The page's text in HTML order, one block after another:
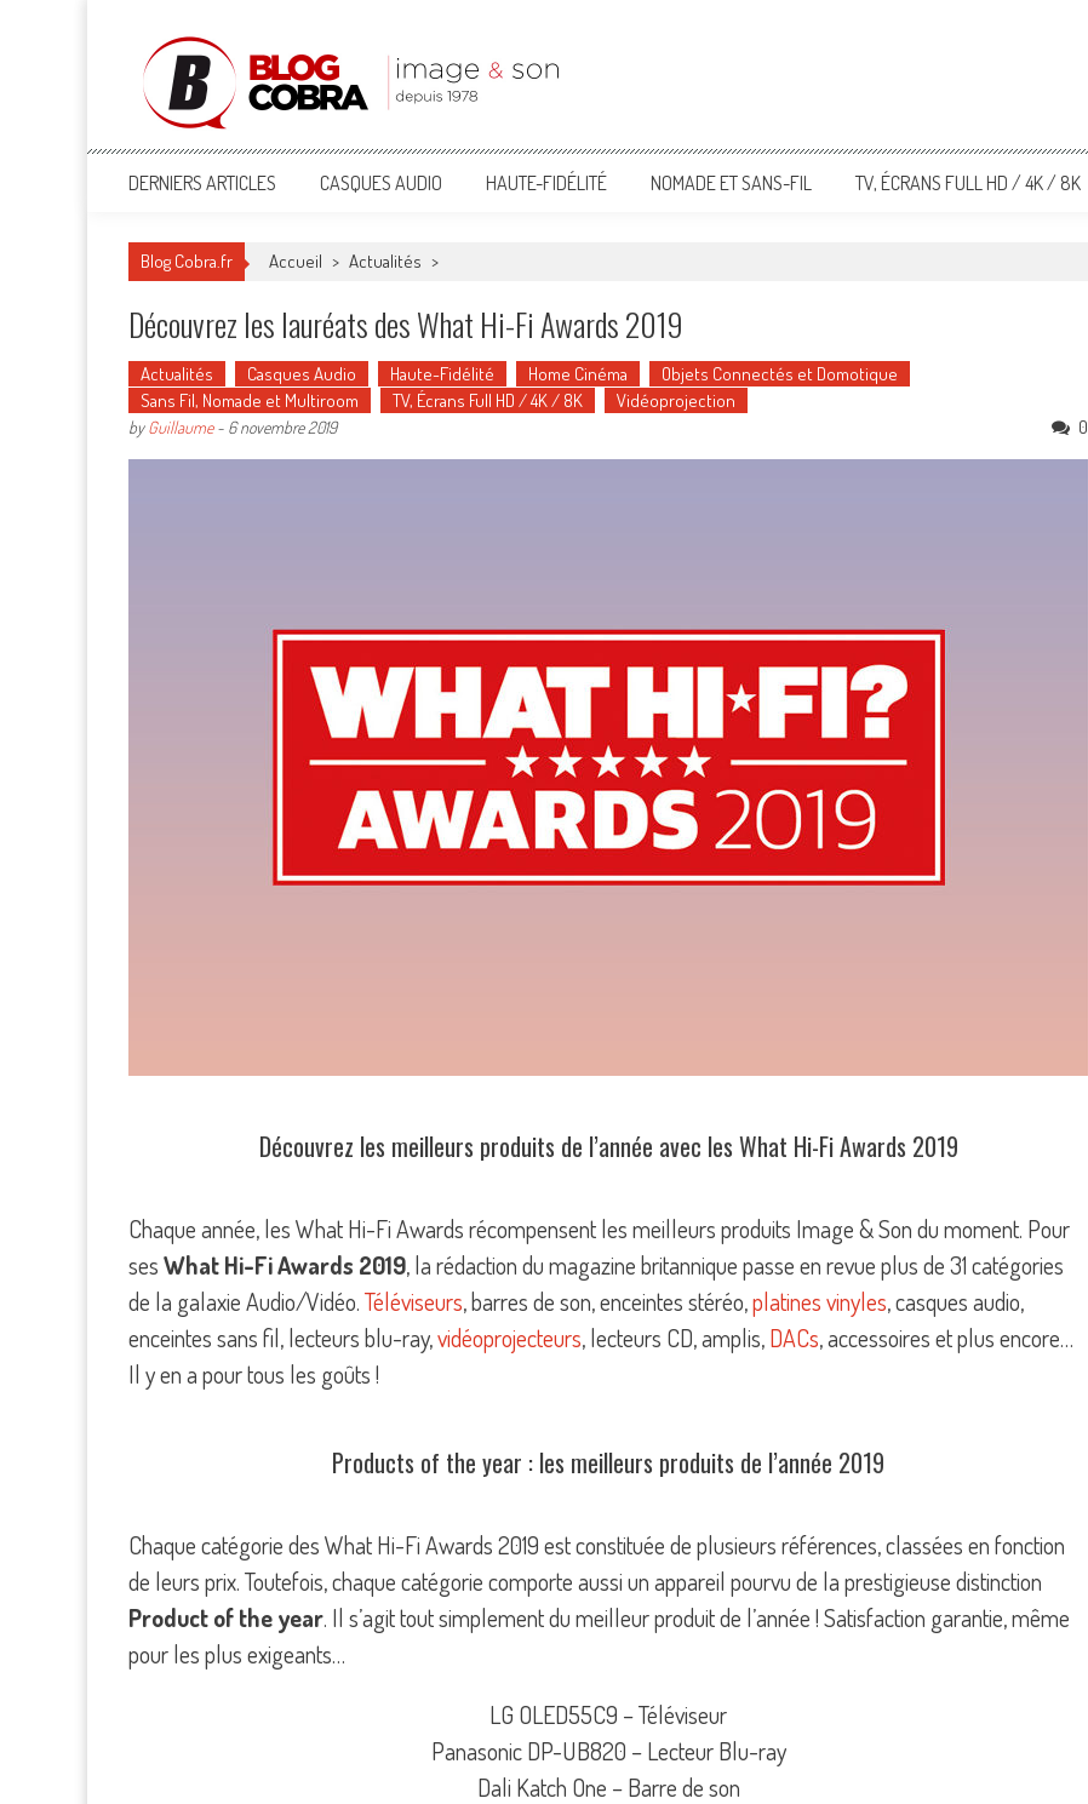
Blog Cobra
Toute l'actu Image & Son !
DERNIERS ARTICLES CASQUES AUDIO HAUTE-FIDÉLITÉ NOMADE ET SANS-FIL TV, ÉCRANS FULL HD / 4K / 8K
Blog Cobra.fr Accueil > Actualités >
Découvrez les lauréats des What Hi-Fi Awards 2019
Actualités Casques Audio Haute-Fidélité Home Cinéma
Objets Connectés et Domotique
Sans Fil, Nomade et Multiroom
TV, Écrans Full HD / 4K / 8K Vidéoprojection
byGuillaume- 6 novembre 2019 0
Découvrez les meilleurs produits de l’année avec les What Hi-Fi Awards 2019
Chaque année, les What Hi-Fi Awards récompensent les meilleurs produits Image & Son du moment. Pour
sesWhat Hi-Fi Awards 2019, la rédaction du magazine britannique passe en revue plus de 31 catégories
de la galaxie Audio/Vidéo.Téléviseurs, barres de son, enceintes stéréo,platines vinyles, casques audio,
enceintes sans fil, lecteurs blu-ray,vidéoprojecteurs, lecteurs CD, amplis,DACs, accessoires et plus encore…
Il y en a pour tous les goûts !
Products of the year : les meilleurs produits de l’année 2019
Chaque catégorie des What Hi-Fi Awards 2019 est constituée de plusieurs références, classées en fonction
de leurs prix. Toutefois, chaque catégorie comporte aussi un appareil pourvu de la prestigieuse distinction
Product of the year. Il s’agit tout simplement du meilleur produit de l’année ! Satisfaction garantie, même
pour les plus exigeants…
LG OLED55C9 – Téléviseur
Panasonic DP-UB820 – Lecteur Blu-ray
Dali Katch One – Barre de son